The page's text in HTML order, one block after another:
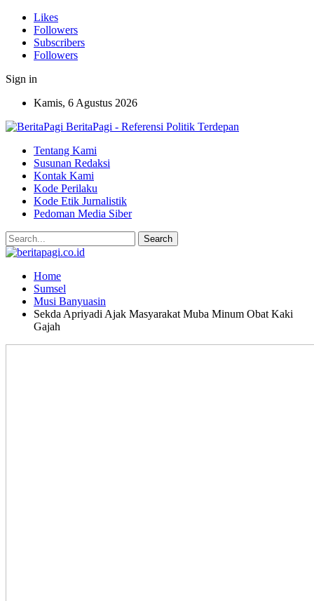
Likes
Followers
Subscribers
Followers
Sign in
Kamis, 6 Agustus 2026
BeritaPagi - Referensi Politik Terdepan
Tentang Kami
Susunan Redaksi
Kontak Kami
Kode Perilaku
Kode Etik Jurnalistik
Pedoman Media Siber
Home
Sumsel
Musi Banyuasin
Sekda Apriyadi Ajak Masyarakat Muba Minum Obat Kaki
Gajah